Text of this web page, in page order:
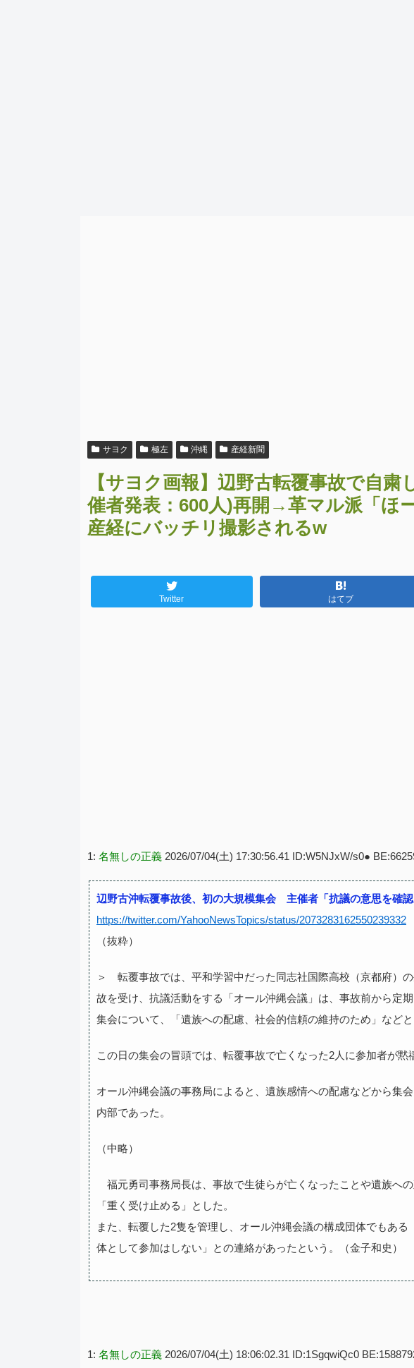
サヨク 極左 沖縄 産経新聞
【サヨク画報】辺野古転覆事故で自
催者発表：600人)再開→革マル派「ほ
産経にバッチリ撮影されるw
Twitter はてブ
1: 名無しの正義 2026/07/04(土) 17:30:56.41 ID:W5NJxW/s0●
辺野古沖転覆事故後、初の大規模集会 主催者「抗議の意思を確認
https://twitter.com/YahooNewsTopics/status/2073283162550239332
（抜粋）
＞ 転覆事故では、平和学習中だった同志社国際高校（京都府）
故を受け、抗議活動をする「オール沖縄会議」は、事故前から定
集会について、「遺族への配慮、社会的信頼の維持のため」などと
この日の集会の冒頭では、転覆事故で亡くなった2人に参加者が黙
オール沖縄会議の事務局によると、遺族感情への配慮などから集
内部であった。
（中略）
福元勇司事務局長は、事故で生徒らが亡くなったことや遺族へ
「重く受け止める」とした。
また、転覆した2隻を管理し、オール沖縄会議の構成団体でもあ
体として参加はしない」との連絡があったという。（金子和史）
1: 名無しの正義 2026/07/04(土) 18:06:02.31 ID:1SgqwiQc0